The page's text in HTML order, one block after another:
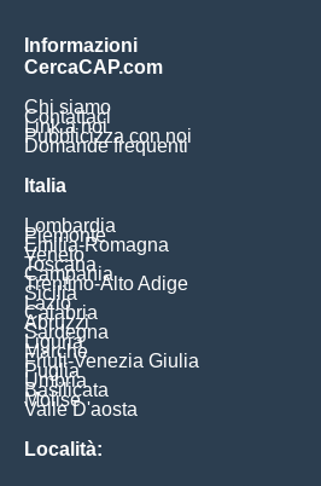
Informazioni
CercaCAP.com
Chi siamo
Contattaci
Link a noi
Pubblicizza con noi
Domande frequenti
Italia
Lombardia
Piemonte
Emilia-Romagna
Veneto
Toscana
Campania
Trentino-Alto Adige
Sicilia
Lazio
Calabria
Abruzzi
Sardegna
Liguria
Marche
Friuli-Venezia Giulia
Puglia
Umbria
Basilicata
Molise
Valle D'aosta
Località: